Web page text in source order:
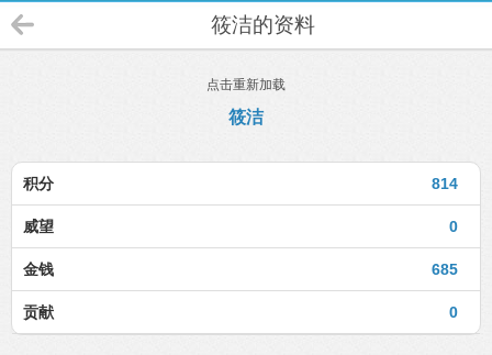
筱洁的资料
点击重新加载
筱洁
814
积分
0
威望
685
金钱
0
贡献